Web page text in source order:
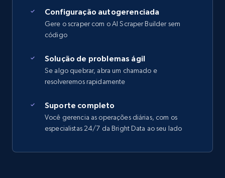
Configuração autogerenciada
Gere o scraper com o AI Scraper Builder sem
código
Solução de problemas ágil
Se algo quebrar, abra um chamado e
resolveremos rapidamente
Suporte completo
Você gerencia as operações diárias, com os
especialistas 24/7 da Bright Data ao seu lado